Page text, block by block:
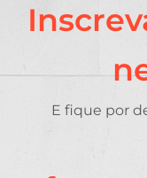
E fique por